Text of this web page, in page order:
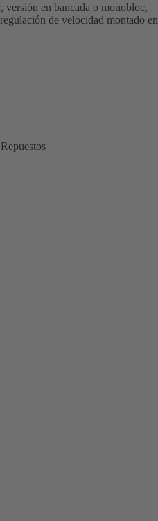
en bancada o monobloc,
de velocidad montado en
Repuestos